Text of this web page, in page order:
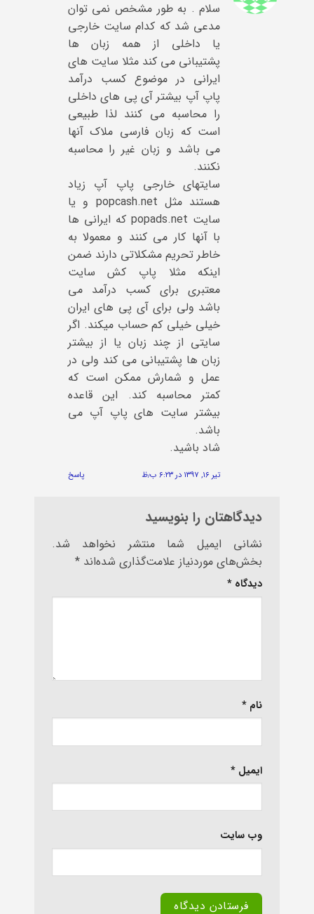
سلام . به طور مشخص نمی توان
مدعی شد که کدام سایت خارجی
یا داخلی از همه زبان ها
پشتیبانی می کند مثلا سایت های
ایرانی در موضوع کسب درآمد
پاپ آپ بیشتر آی پی های داخلی
را محاسبه می کنند لذا طبیعی
است که زبان فارسی ملاک آنها
می باشد و زبان غیر را محاسبه
نکنند.
سایتهای خارجی پاپ آپ زیاد
هستند مثل popcash.net و یا
سایت popads.net که ایرانی ها
با آنها کار می کنند و معمولا به
خاطر تحریم مشکلاتی دارند ضمن
اینکه مثلا پاپ کش سایت
معتبری برای کسب درآمد می
باشد ولی برای آی پی های ایران
خیلی خیلی کم حساب میکند. اگر
سایتی از چند زبان یا از بیشتر
زبان ها پشتیبانی می کند ولی در
عمل و شمارش ممکن است که
کمتر محاسبه کند. این قاعده
بیشتر سایت های پاپ آپ می
باشد.
شاد باشید.
تیر ۱۶, ۱۳۹۷ در ۶:۲۳ ب٫ظ پاسخ
دیدگاهتان را بنویسید
نشانی ایمیل شما منتشر نخواهد شد.
بخش‌های موردنیاز علامت‌گذاری شده‌اند *
دیدگاه *
نام *
ایمیل *
وب‌ سایت